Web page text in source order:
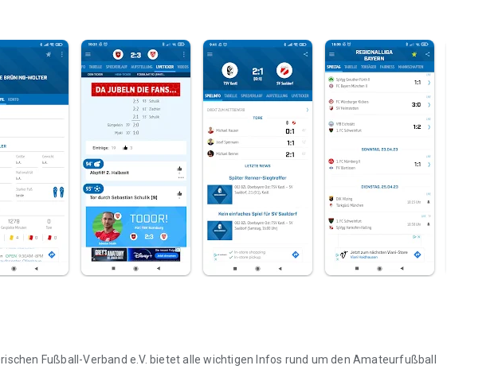
Fußball-Verband e.V. bietet alle wichtigen Infos rund um den Amateurfußball